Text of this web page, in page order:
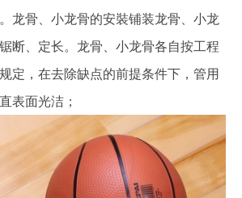
龙骨、小龙骨的安裝铺装龙骨、小龙
断、定长。龙骨、小龙骨各自按工程
定，在去除缺点的前提条件下，管用
表面光洁；